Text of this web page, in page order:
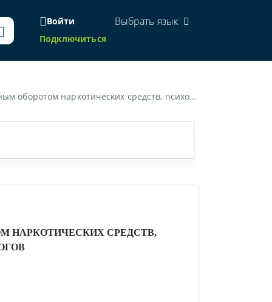
Войти
Подключиться
Выбрать язык
психотропных веществ, их прекурсоров или аналогов»
НАРКОТИЧЕСКИХ СРЕДСТВ,